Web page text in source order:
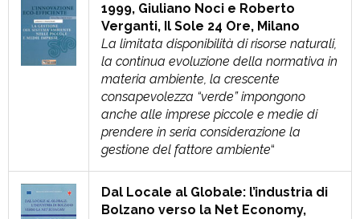
1999, Giuliano Noci e Roberto
Verganti, Il Sole 24 Ore, Milano
La limitata disponibilità di risorse naturali,
la continua evoluzione della normativa in
materia ambiente, la crescente
consapevolezza “verde” impongono
anche alle imprese piccole e medie di
prendere in seria considerazione la
gestione del fattore ambiente“
Dal Locale al Globale: l’industria di
Bolzano verso la Net Economy,